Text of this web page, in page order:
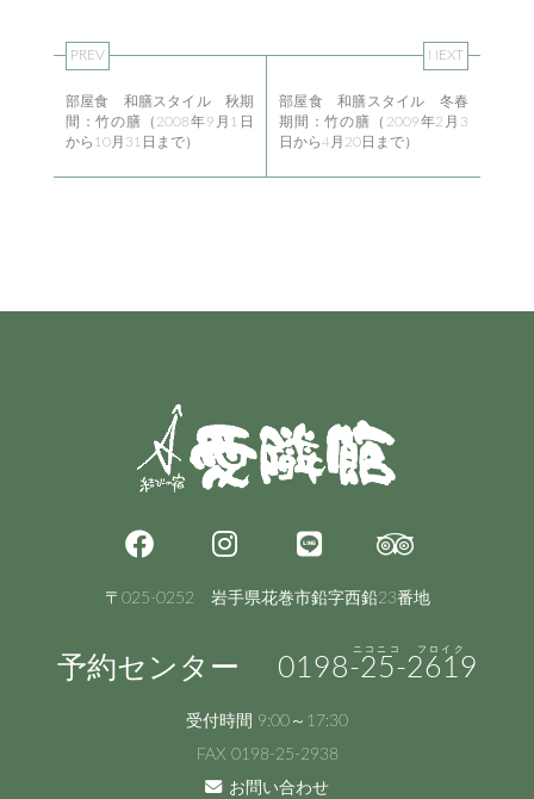
PREV
部屋食 和膳スタイル 秋期
間：竹の膳（2008年9月1日
から10月31日まで）
NEXT
部屋食 和膳スタイル 冬春
期間：竹の膳（2009年2月3
日から4月20日まで）
〒025-0252 岩手県花巻市鉛字西鉛23番地
予約センター 0198-25-2619
受付時間 9:00～17:30
FAX 0198-25-2938
お問い合わせ